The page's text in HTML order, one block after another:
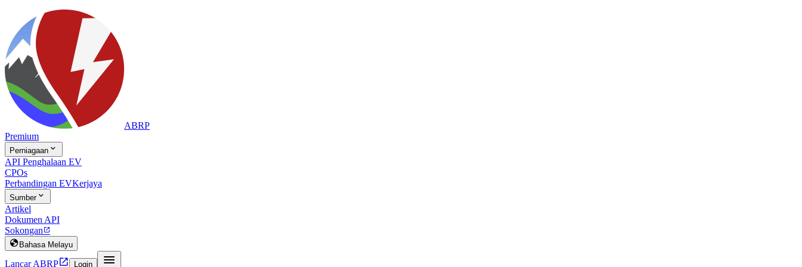
ABRP
Premium
Perniagaan 
API Penghalaan EV
CPOs
Perbandingan EVKerjaya
Sumber
Artikel
Dokumen API
Sokongan 
 Bahasa Melayu
Lancar ABRP Login 